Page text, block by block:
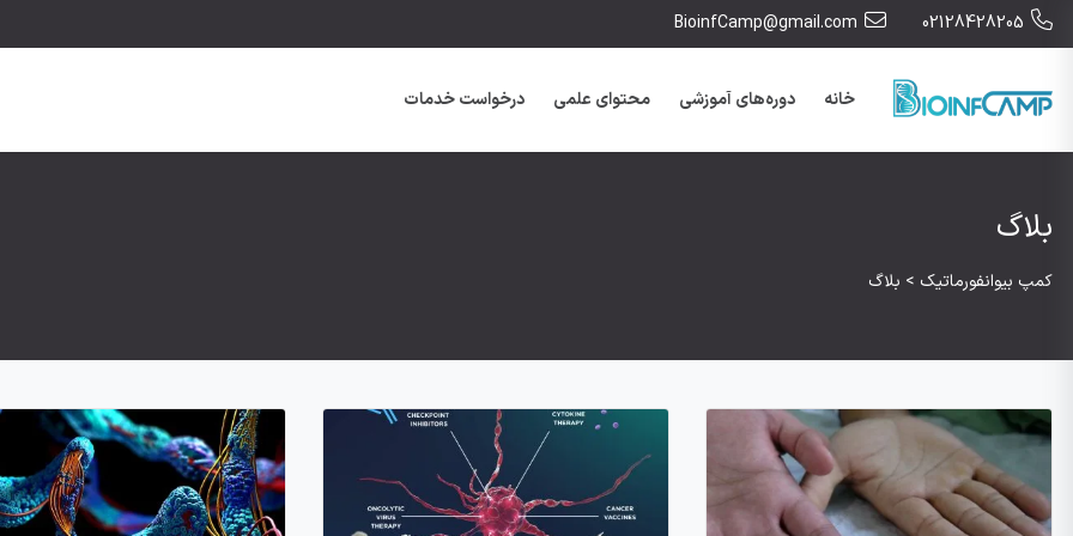
02128428205
BioinfCamp@gmail.com
خانه دوره‌های آموزشی محتوای علمی درخواست خدمات
بلاگ
کمپ بیوانفورماتیک > بلاگ